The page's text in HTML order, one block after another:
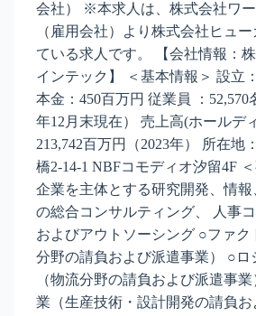
会社） ※本求人は、株式会社ワ
（雇用会社）より株式会社ヒュ
ている求人です。 【会社情報：
インテック】 ＜基本情報＞ 設立
本金：450百万円 従業員 ：52,570
年12月末現在） 売上高(ホールデ
213,742百万円（2023年） 所在地
橋2-14-1 NBFコモディオ汐留4F
企業を主体とする研究開発、情
の総合コンサルティング、 人事
およびアウトソーシング ○ファク
分野の請負および派遣事業） ○ロ
（物流分野の請負および派遣事
業（生産技術・設計開発の請負